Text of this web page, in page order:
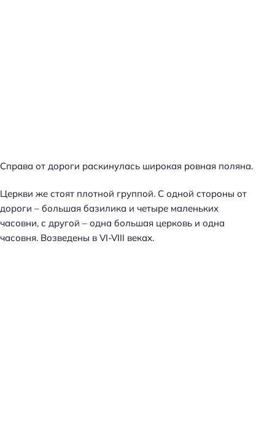
Справа от дороги раскинулась широкая ровная поляна.
Церкви же стоят плотной группой. С одной стороны от
дороги – большая базилика и четыре маленьких
часовни, с другой – одна большая церковь и одна
часовня. Возведены в VI-VIII веках.